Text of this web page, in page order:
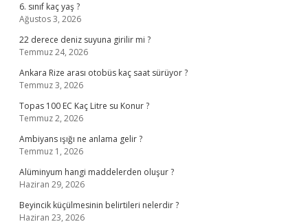
6. sınıf kaç yaş ?
Ağustos 3, 2026
22 derece deniz suyuna girilir mi ?
Temmuz 24, 2026
Ankara Rize arası otobüs kaç saat sürüyor ?
Temmuz 3, 2026
Topas 100 EC Kaç Litre su Konur ?
Temmuz 2, 2026
Ambiyans ışığı ne anlama gelir ?
Temmuz 1, 2026
Alüminyum hangi maddelerden oluşur ?
Haziran 29, 2026
Beyincik küçülmesinin belirtileri nelerdir ?
Haziran 23, 2026